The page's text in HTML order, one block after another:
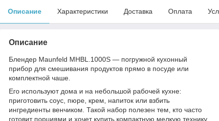
Описание Характеристики Доставка Оплата
Описание
Блендер Maunfeld MHBL.1000S — погружной кухонный
прибор для смешивания продуктов прямо в посуде или
комплектной чаше.
Его используют дома и на небольшой рабочей кухне:
приготовить соус, пюре, крем, напиток или взбить
ингредиенты венчиком. Такой набор полезен тем, кто часто
готовит порциями и хочет купить компактную мелкую технику